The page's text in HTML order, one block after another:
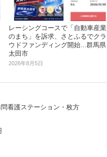
レーシングコースで「自動車産業
のまち」を訴求、さとふるでクラ
ウドファンディング開始...群馬県
太田市
2026年8月5日
看護ステーション・枚方